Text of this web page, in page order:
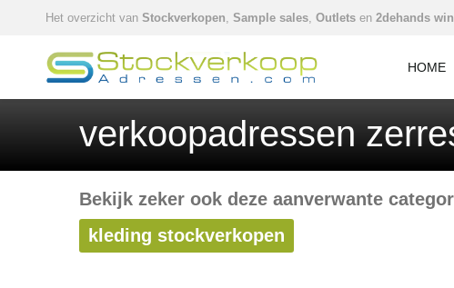
Het overzicht van Stockverkopen, Sample sales, Outlets en 2dehands
HOME
verkoopadressen
Bekijk zeker ook deze aanverwante
kleding stockverkopen